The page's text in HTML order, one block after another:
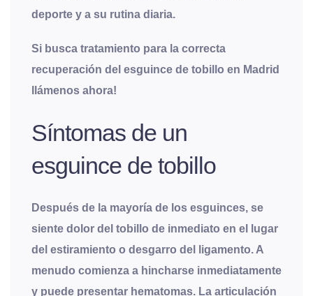
deporte y a su rutina diaria.
Si busca tratamiento para la correcta
recuperación del esguince de tobillo en Madrid
llámenos ahora!
Síntomas de un
esguince de tobillo
Después de la mayoría de los esguinces, se
siente dolor del tobillo de inmediato en el lugar
del estiramiento o desgarro del ligamento. A
menudo comienza a hincharse inmediatamente
y puede presentar hematomas. La articulación